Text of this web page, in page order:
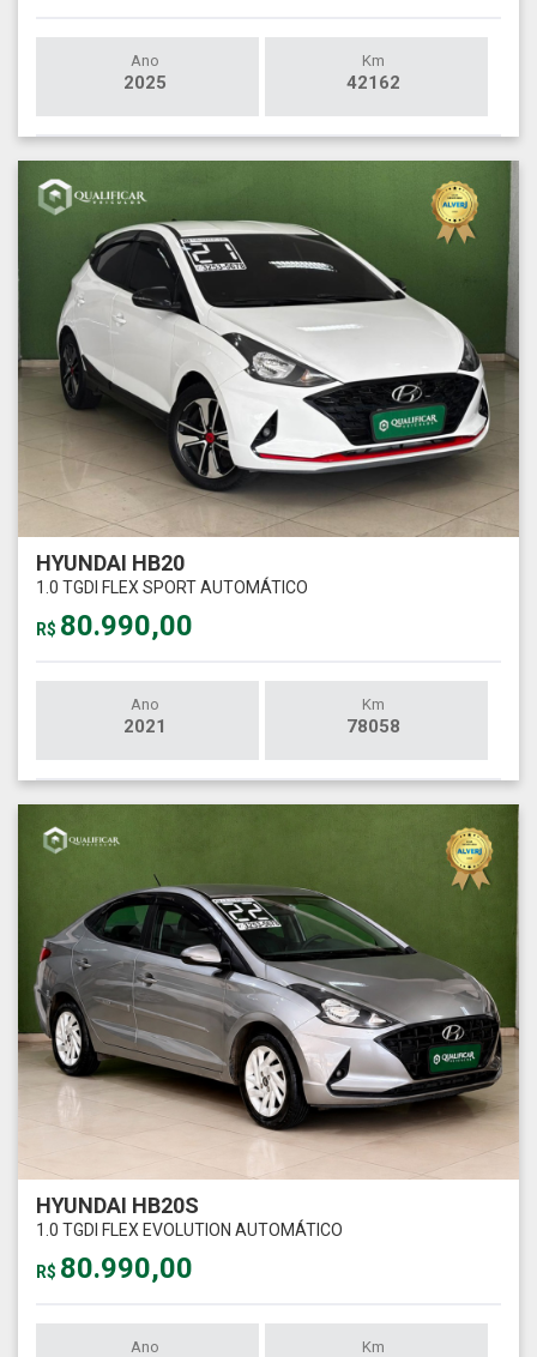
Ano
2025
Km
42162
HYUNDAI HB20
1.0 TGDI FLEX SPORT AUTOMÁTICO
R$ 80.990,00
Ano
2021
Km
78058
HYUNDAI HB20S
1.0 TGDI FLEX EVOLUTION AUTOMÁTICO
R$ 80.990,00
Ano Km